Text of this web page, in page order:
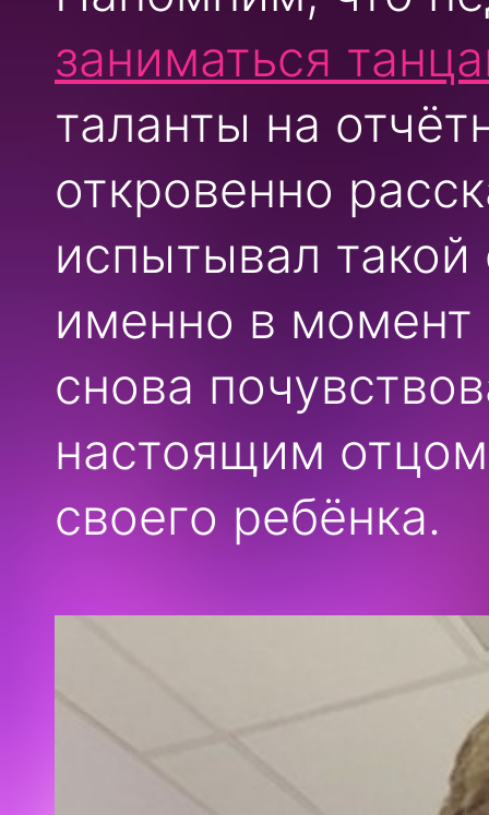
заниматься
таланты на
откровенно
испытывал
именно в момент
снова
настоящим
своего ребёнка.